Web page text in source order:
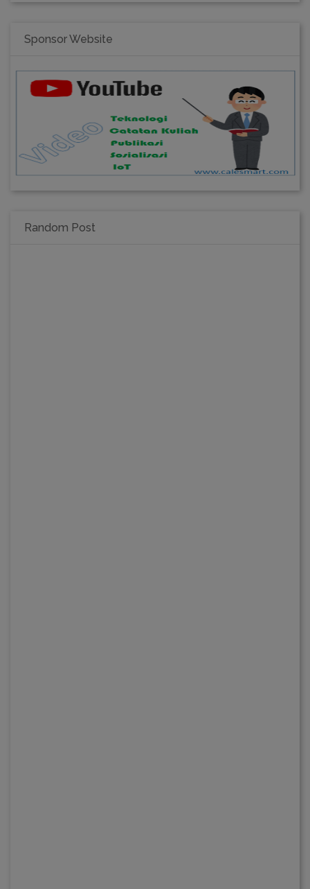
Sponsor Website
Random Post